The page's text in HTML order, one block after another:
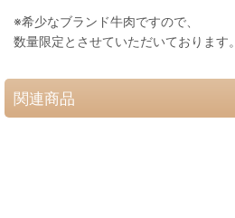
※希少なブランド牛肉ですので、
数量限定とさせていただいております。
関連商品